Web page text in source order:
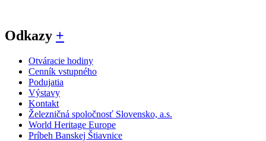
Odkazy +
Otváracie hodiny
Cenník vstupného
Podujatia
Výstavy
Kontakt
Železničná spoločnosť Slovensko, a.s.
World Heritage Europe
Príbeh Banskej Štiavnice